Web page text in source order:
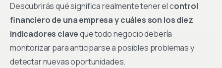
Descubrirás qué significa realmente tener el control
financiero de una empresa y cuáles son los diez
indicadores claveque todo negocio debería
monitorizar para anticiparse a posibles problemas y
detectar nuevas oportunidades.